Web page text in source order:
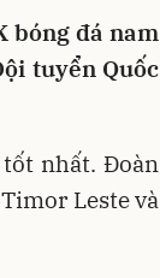
bóng đá nam
tuyển Quốc
nhất. Đoàn
Leste và